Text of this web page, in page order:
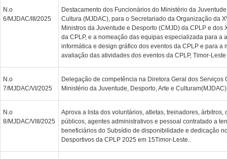
N.o
6/MJDAC/III/2025
Destacamento dos Funcionários do Ministério da
Cultura (MJDAC), para o Secretariado da Organização da
Ministros da Juventude e Desporto (CMJD) da CPLP e dos
da CPLP, e a nomeação das equipas especializada para a
informática e design gráfico dos eventos da CPLP e para a
avaliação das atividades dos eventos da CPLP, Timor-
N.o
7/MJDAC/VI/2025
Delegação de competência na Diretora Geral dos Serviços
Ministério da Juventude, Desporto, Arte e
N.o
8/MJDAC/VIII/2025
Aprova a lista dos voluntários, atletas, treinadores, árbitros,
públicos, agentes administrativos e pessoal contratado a
beneficiários do Subsídio de disponibilidade e dedicação
Desportivos da CPLP 2025 em 15Timor-Leste..